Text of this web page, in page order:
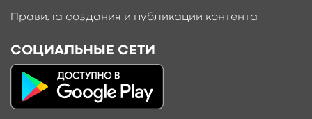
Правила создания и публикации контента
СОЦИАЛЬНЫЕ СЕТИ